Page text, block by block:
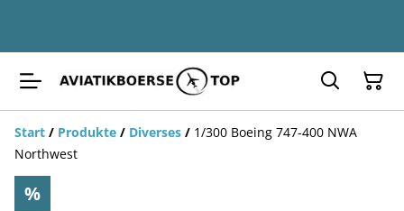
Start / Produkte / Diverses / 1/300 Boeing 747-400 NWA
Northwest
%